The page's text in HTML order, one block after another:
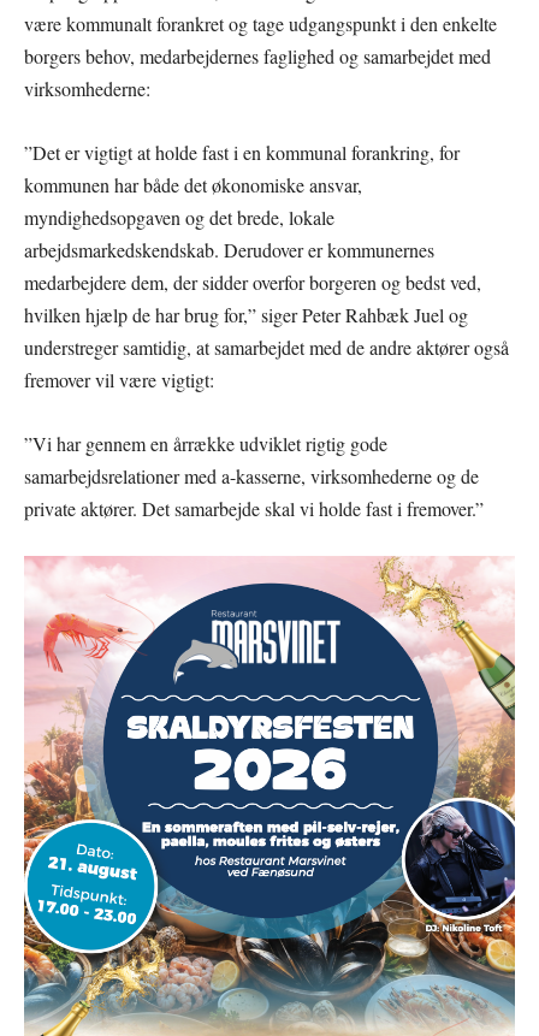
være kommunalt forankret og tage udgangspunkt i den enkelte
borgers behov, medarbejdernes faglighed og samarbejdet med
virksomhederne:
”Det er vigtigt at holde fast i en kommunal forankring, for
kommunen har både det økonomiske ansvar,
myndighedsopgaven og det brede, lokale
arbejdsmarkedskendskab. Derudover er kommunernes
medarbejdere dem, der sidder overfor borgeren og bedst ved,
hvilken hjælp de har brug for,” siger Peter Rahbæk Juel og
understreger samtidig, at samarbejdet med de andre aktører også
fremover vil være vigtigt:
”Vi har gennem en årrække udviklet rigtig gode
samarbejdsrelationer med a-kasserne, virksomhederne og de
private aktører. Det samarbejde skal vi holde fast i fremover.”